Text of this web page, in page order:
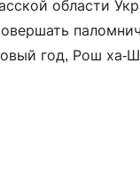
области
год, Рош ха-
регулярные
и возможные
же время